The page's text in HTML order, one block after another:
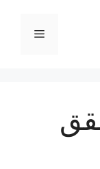
القائمة